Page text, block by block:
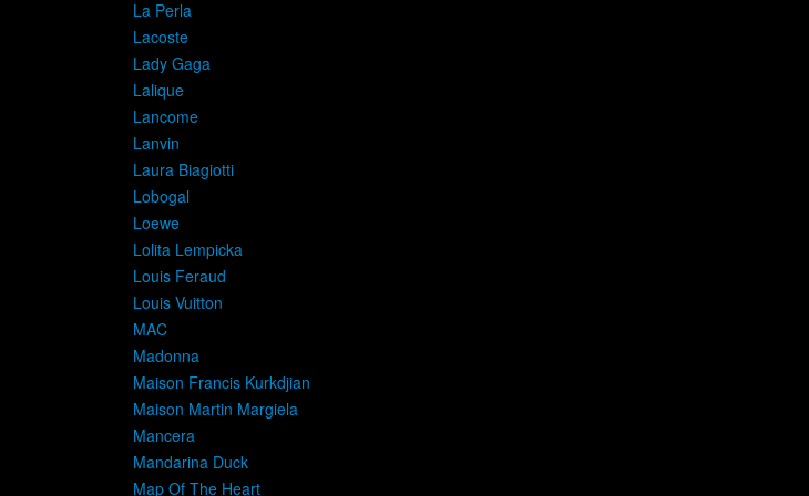
La Perla
Lacoste
Lady Gaga
Lalique
Lancome
Lanvin
Laura Biagiotti
Lobogal
Loewe
Lolita Lempicka
Louis Feraud
Louis Vuitton
MAC
Madonna
Maison Francis Kurkdjian
Maison Martin Margiela
Mancera
Mandarina Duck
Map Of The Heart